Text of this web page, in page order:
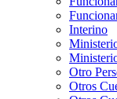
Interino
Otro
Otros